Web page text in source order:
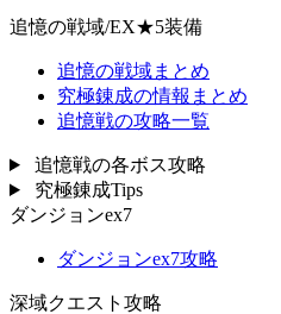
追憶の戦域/EX★5装備
追憶の戦域まとめ
究極錬成の情報まとめ
追憶戦の攻略一覧
追憶戦の各ボス攻略
究極錬成Tips
ダンジョンex7
ダンジョンex7攻略
深域クエスト攻略